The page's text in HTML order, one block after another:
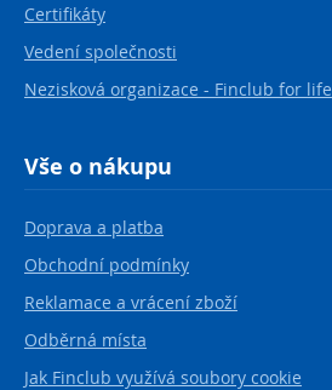
Certifikáty
Vedení společnosti
Nezisková organizace - Finclub for life
Vše o nákupu
Doprava a platba
Obchodní podmínky
Reklamace a vrácení zboží
Odběrná místa
Jak Finclub využívá soubory cookie